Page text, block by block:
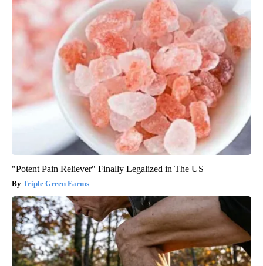
"Potent Pain Reliever" Finally Legalized in The US
Triple Green Farms